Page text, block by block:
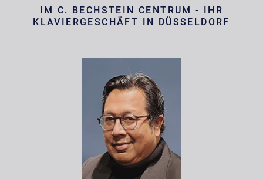
IM C. BECHSTEIN CENTRUM - IHR
KLAVIERGESCHÄFT IN DÜSSELDORF